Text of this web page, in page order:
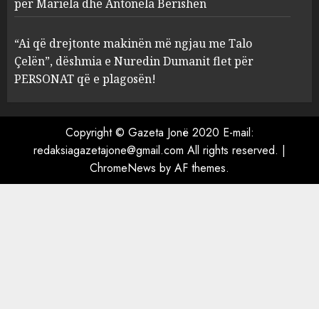
4
çfarë dënimi kërkon për
Berishën
MARCH 25, 2025
ngjau me Talo Çelën”,
dëshmia e Nuredin Dumanit
flet për PERSONAT që e
plagosën!
për Mariela dhe Antonela Berishën
“Ai që drejtonte makinën më ngjau me Talo
Çelën”, dëshmia e Nuredin Dumanit flet për
PERSONAT që e plagosën!
Copyright © Gazeta Jonë 2020 E-mail:
redaksiagazetajone@gmail.com All rights reserved. |
ChromeNews by AF themes.